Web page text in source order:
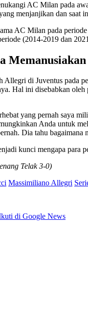
AC Milan pada
menjanjikan dan saat
AC Milan pada
(2014-2019 dan
Memanusiakan
di Juventus pada
Hal ini disebabkan
yang pernah saya
Anda untuk
Dia tahu bagaimana
kunci mengapa para
Telak 3-0)
Massimiliano Allegri
di Google News